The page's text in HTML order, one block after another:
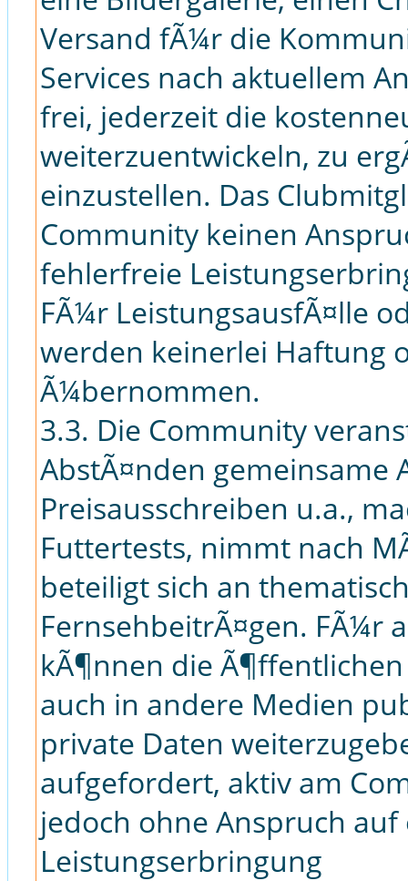
Versand fÃ¼r die
Services nach aktuellem
frei, jederzeit die
weiterzuentwickeln, zu
einzustellen. Das
Community keinen
fehlerfreie
FÃ¼r LeistungsausfÃ¤lle
werden keinerlei Haftung
Ã¼bernommen.
3.3. Die Community
AbstÃ¤nden gemeinsame
Preisausschreiben u.a.,
Futtertests, nimmt nach
beteiligt sich an
FernsehbeitrÃ¤gen. FÃ¼r
kÃ¶nnen die
auch in andere Medien
private Daten
aufgefordert, aktiv am
jedoch ohne Anspruch
Leistungserbringung